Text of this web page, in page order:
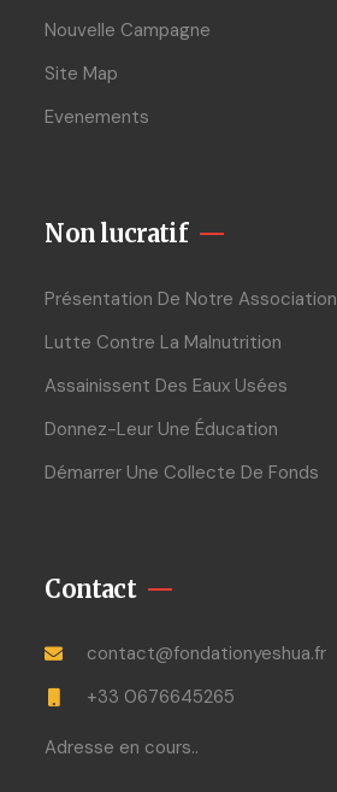
Nouvelle Campagne
Site Map
Evenements
Non lucratif
Présentation De Notre Association
Lutte Contre La Malnutrition
Assainissent Des Eaux Usées
Donnez-Leur Une Éducation
Démarrer Une Collecte De Fonds
Contact
contact@fondationyeshua.fr
+33 0676645265
Adresse en cours..